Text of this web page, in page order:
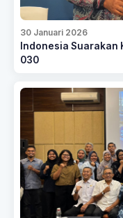
30 Januari 2026
Indonesia Suarakan
030